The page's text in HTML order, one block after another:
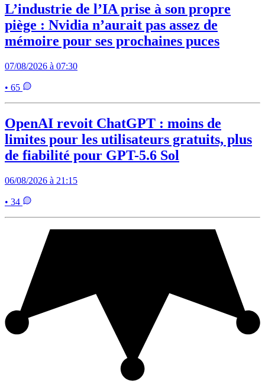
L’industrie de l’IA prise à son propre
piège : Nvidia n’aurait pas assez de
mémoire pour ses prochaines puces
07/08/2026 à 07:30
• 65
OpenAI revoit ChatGPT : moins de
limites pour les utilisateurs gratuits, plus
de fiabilité pour GPT-5.6 Sol
06/08/2026 à 21:15
• 34